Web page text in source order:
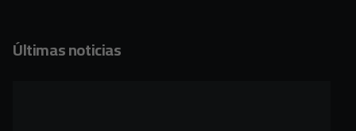
Últimas noticias